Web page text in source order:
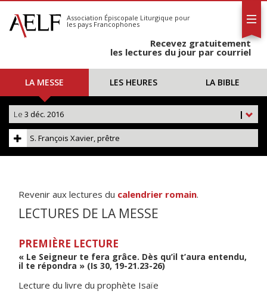
S'abonner
Calendrier
Association Épiscopale Liturgique pour
les pays Francophones
Recevez gratuitement
les lectures du jour par courriel
LA MESSE LES HEURES LA BIBLE
|
Le 3 déc. 2016
S. François Xavier, prêtre
Revenir aux lectures du calendrier romain.
LECTURES DE LA MESSE
PREMIÈRE LECTURE
« Le Seigneur te fera grâce. Dès qu’il t’aura entendu,
il te répondra » (Is 30, 19-21.23-26)
Lecture du livre du prophète Isaïe